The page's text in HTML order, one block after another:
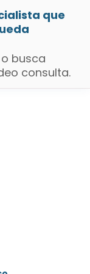
que
busca
consulta.